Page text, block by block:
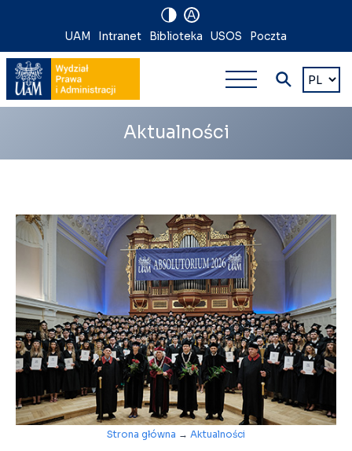
A
Nawigacja
na
skróty
UAM Intranet Biblioteka USOS Poczta
główna
Wybierz
język
Aktualności
Strona główna → Aktualności